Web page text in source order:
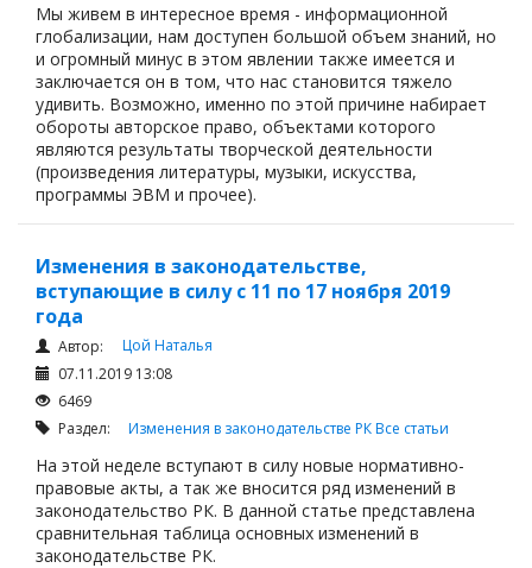
Мы живем в интересное время - информационной
глобализации, нам доступен большой объем знаний, но
и огромный минус в этом явлении также имеется и
заключается он в том, что нас становится тяжело
удивить. Возможно, именно по этой причине набирает
обороты авторское право, объектами которого
являются результаты творческой деятельности
(произведения литературы, музыки, искусства,
программы ЭВМ и прочее).
Изменения в законодательстве,
вступающие в силу с 11 по 17 ноября 2019
года
Автор:
Цой Наталья
07.11.2019 13:08
6469
Раздел: Изменения в законодательстве РКВсе статьи
На этой неделе вступают в силу новые нормативно-
правовые акты, а так же вносится ряд изменений в
законодательство РК. В данной статье представлена
сравнительная таблица основных изменений в
законодательстве РК.